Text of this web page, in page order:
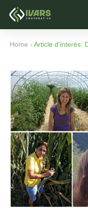
Home - Article d’interès: